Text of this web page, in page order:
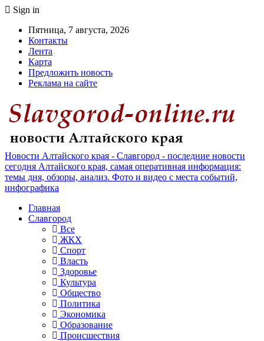
Sign in
Пятница, 7 августа, 2026
Контакты
Лента
Карта
Предложить новость
Реклама на сайте
Новости Алтайского края - Славгород - последние новости
сегодня Алтайского края, самая оперативная информация:
темы дня, обзоры, анализ. Фото и видео с места событий,
инфографика
Главная
Славгород
Все
ЖКХ
Спорт
Власть
Здоровье
Культура
Общество
Политика
Экономика
Образование
Происшествия